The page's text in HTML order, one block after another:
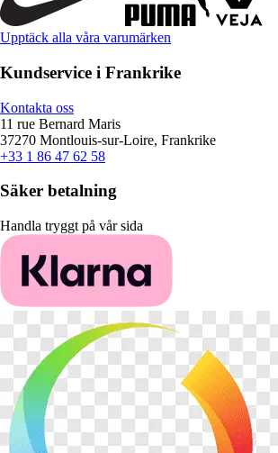
Upptäck alla våra varumärken
Kundservice i Frankrike
Kontakta oss
11 rue Bernard Maris
37270 Montlouis-sur-Loire, Frankrike
+33 1 86 47 62 58
Säker betalning
Handla tryggt på vår sida